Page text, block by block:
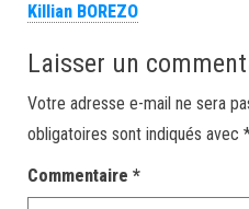
Killian BOREZO
Laisser un
Votre adresse e-mail ne sera
obligatoires sont indiqués avec
Commentaire *